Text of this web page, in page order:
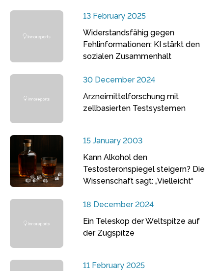
13 February 2025
Widerstandsfähig gegen
Fehlinformationen: KI stärkt den
sozialen Zusammenhalt
30 December 2024
Arzneimittelforschung mit
zellbasierten Testsystemen
15 January 2003
Kann Alkohol den
Testosteronspiegel steigern? Die
Wissenschaft sagt: „Vielleicht“
18 December 2024
Ein Teleskop der Weltspitze auf
der Zugspitze
11 February 2025